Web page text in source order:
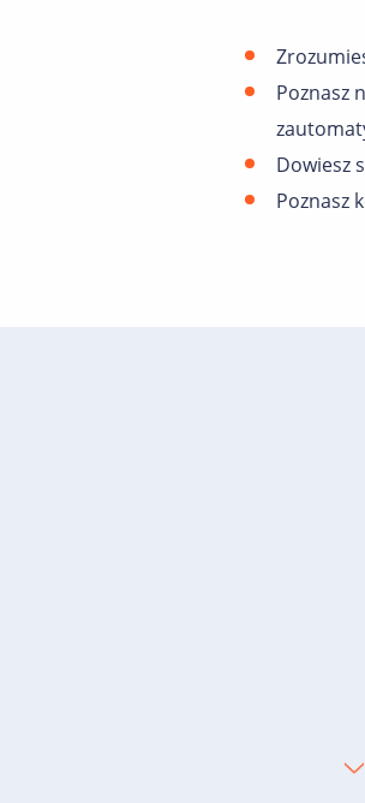
Poznasz
Dowiesz
Poznasz